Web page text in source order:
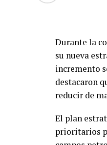
Durante la
su nueva
incremento
destacaron
reducir de
El plan
prioritarios